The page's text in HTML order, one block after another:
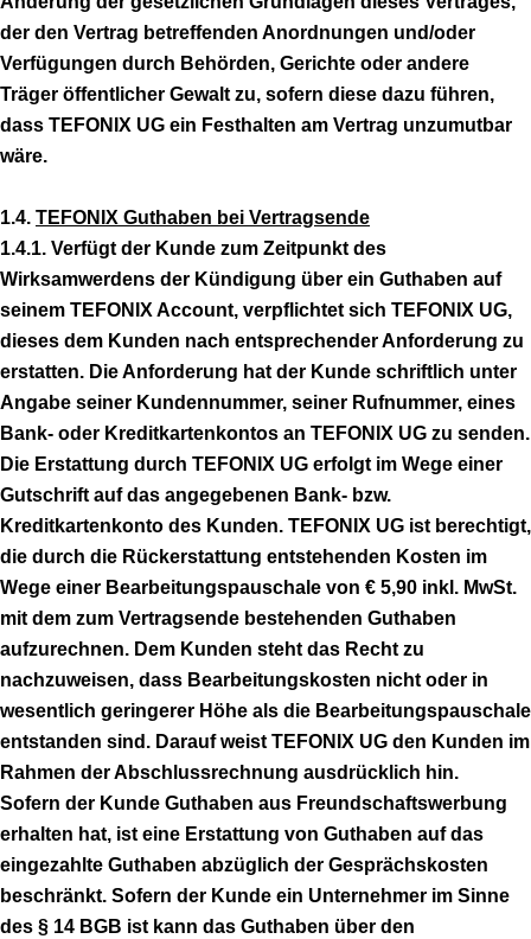
der den Vertrag betreffenden Anordnungen und/oder
Verfügungen durch Behörden, Gerichte oder andere
Träger öffentlicher Gewalt zu, sofern diese dazu führen,
dass TEFONIX UG ein Festhalten am Vertrag unzumutbar
wäre.
1.4. TEFONIX Guthaben bei Vertragsende
1.4.1. Verfügt der Kunde zum Zeitpunkt des
Wirksamwerdens der Kündigung über ein Guthaben auf
seinem TEFONIX Account, verpflichtet sich TEFONIX UG,
dieses dem Kunden nach entsprechender Anforderung zu
erstatten. Die Anforderung hat der Kunde schriftlich unter
Angabe seiner Kundennummer, seiner Rufnummer, eines
Bank- oder Kreditkartenkontos an TEFONIX UG zu senden.
Die Erstattung durch TEFONIX UG erfolgt im Wege einer
Gutschrift auf das angegebenen Bank- bzw.
Kreditkartenkonto des Kunden. TEFONIX UG ist berechtigt,
die durch die Rückerstattung entstehenden Kosten im
Wege einer Bearbeitungspauschale von € 5,90 inkl. MwSt.
mit dem zum Vertragsende bestehenden Guthaben
aufzurechnen. Dem Kunden steht das Recht zu
nachzuweisen, dass Bearbeitungskosten nicht oder in
wesentlich geringerer Höhe als die Bearbeitungspauschale
entstanden sind. Darauf weist TEFONIX UG den Kunden im
Rahmen der Abschlussrechnung ausdrücklich hin.
Sofern der Kunde Guthaben aus Freundschaftswerbung
erhalten hat, ist eine Erstattung von Guthaben auf das
eingezahlte Guthaben abzüglich der Gesprächskosten
beschränkt. Sofern der Kunde ein Unternehmer im Sinne
des § 14 BGB ist kann das Guthaben über den